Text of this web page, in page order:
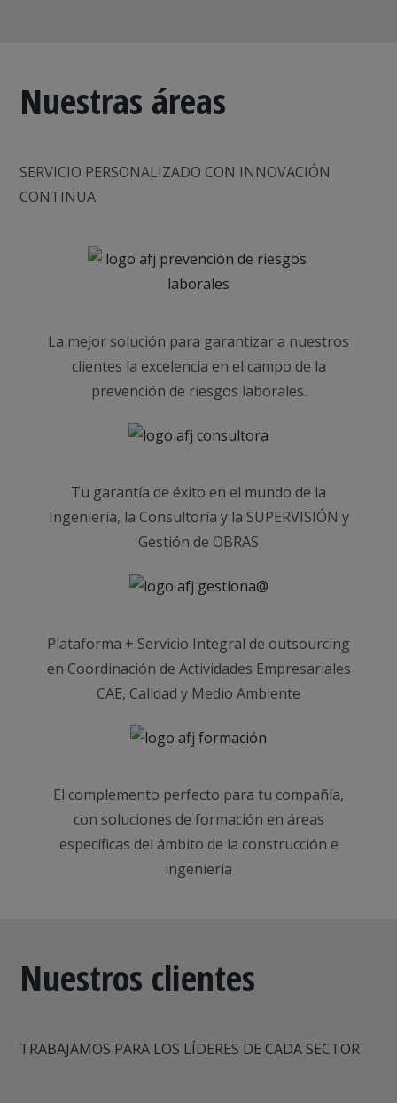
Nuestras áreas
SERVICIO PERSONALIZADO CON INNOVACIÓN
CONTINUA
La mejor solución para garantizar a nuestros
clientes la excelencia en el campo de la
prevención de riesgos laborales.
Tu garantía de éxito en el mundo de la
Ingeniería, la Consultoría y la SUPERVISIÓN y
Gestión de OBRAS
Plataforma + Servicio Integral de outsourcing
en Coordinación de Actividades Empresariales
CAE, Calidad y Medio Ambiente
El complemento perfecto para tu compañía,
con soluciones de formación en áreas
específicas del ámbito de la construcción e
ingeniería
Nuestros clientes
TRABAJAMOS PARA LOS LÍDERES DE CADA SECTOR